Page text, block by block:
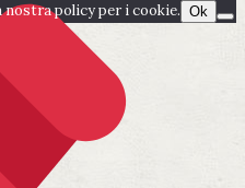
policy per i cookie. Ok